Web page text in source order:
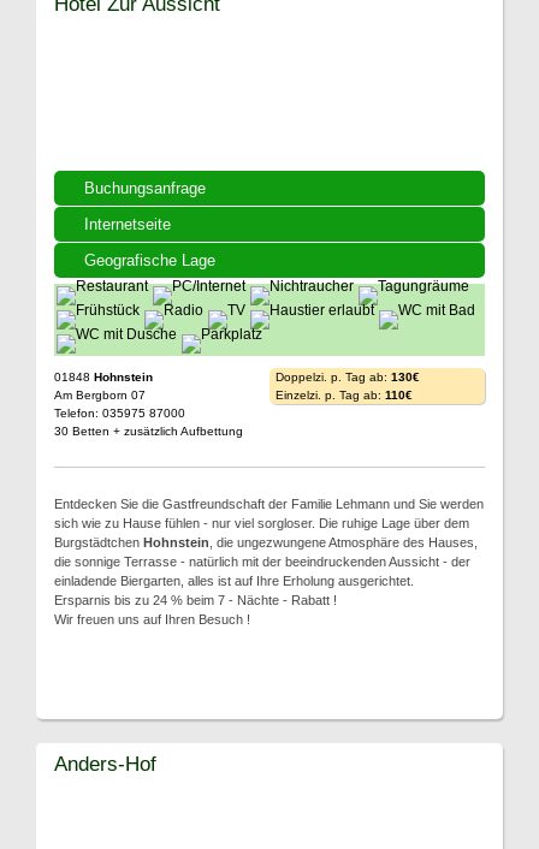
Buchungsanfrage
Internetseite
Geografische Lage
01848 Hohnstein
Am Bergborn 07
Telefon: 035975 87000
30 Betten + zusätzlich Aufbettung
Doppelzi. p. Tag ab: 130€
Einzelzi. p. Tag ab: 110€
Entdecken Sie die Gastfreundschaft der Familie Lehmann und Sie werden
sich wie zu Hause fühlen - nur viel sorgloser. Die ruhige Lage über dem
Burgstädtchen Hohnstein , die ungezwungene Atmosphäre des Hauses,
die sonnige Terrasse - natürlich mit der beeindruckenden Aussicht - der
einladende Biergarten, alles ist auf Ihre Erholung ausgerichtet.
Ersparnis bis zu 24 % beim 7 - Nächte - Rabatt !
Wir freuen uns auf Ihren Besuch !
Anders-Hof